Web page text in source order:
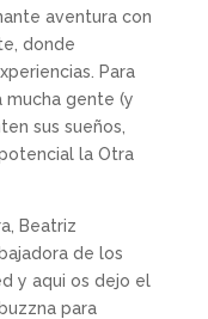
aventura con
donde
Para
mucha gente (y
sus sueños,
la Otra
Beatriz
de los
y aqui os dejo el
para